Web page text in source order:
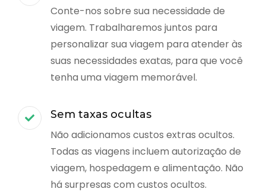
Conte-nos sobre sua necessidade de
viagem. Trabalharemos juntos para
personalizar sua viagem para atender às
suas necessidades exatas, para que você
tenha uma viagem memorável.
Sem taxas ocultas
Não adicionamos custos extras ocultos.
Todas as viagens incluem autorização de
viagem, hospedagem e alimentação. Não
há surpresas com custos ocultos.